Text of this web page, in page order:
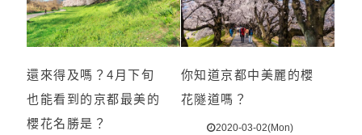
還來得及嗎？4月下旬
也能看到的京都最美的
櫻花名勝是？
你知道京都中美麗的櫻
花隧道嗎？
2020-03-02(Mon)